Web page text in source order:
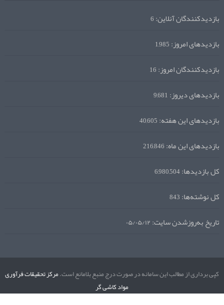
بازدیدکنندگان آنلاین:6
بازدیدهای امروز:1,985
بازدیدکنندگان امروز:16
بازدیدهای دیروز:9,681
بازدیدهای این هفته:40,605
بازدیدهای این ماه:216,846
کل بازدیدها:6,980,504
کل نوشته‌ها:843
تاریخ به‌روزشدن سایت:۰۵/۰۵/۱۲
کپی برداری از مطالب این سامانه در صورت درج منبع بلامانع است.مرکز تحقیقات فرآوری
مواد کاشی گر